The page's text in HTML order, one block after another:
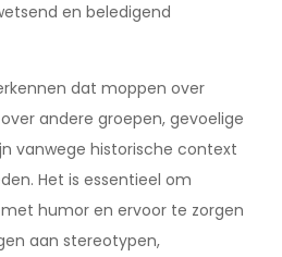
en beledigend
dat moppen over
andere groepen, gevoelige
vanwege historische context
Het is essentieel om
humor en ervoor te zorgen
aan stereotypen,